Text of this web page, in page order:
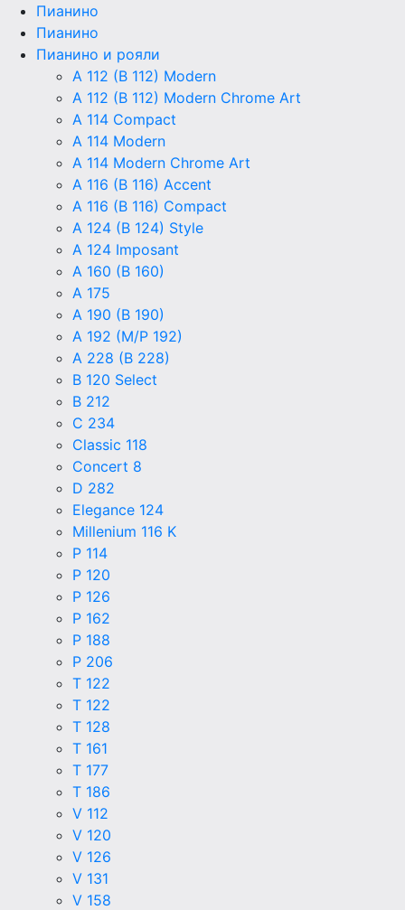
Пианино
Пианино
Пианино и рояли
A 112 (B 112) Modern
A 112 (B 112) Modern Chrome Art
A 114 Compact
A 114 Modern
A 114 Modern Chrome Art
A 116 (B 116) Accent
A 116 (B 116) Compact
A 124 (B 124) Style
A 124 Imposant
A 160 (B 160)
A 175
A 190 (B 190)
A 192 (M/P 192)
A 228 (B 228)
B 120 Select
B 212
C 234
Classic 118
Concert 8
D 282
Elegance 124
Millenium 116 K
P 114
P 120
P 126
P 162
P 188
P 206
T 122
T 122
T 128
T 161
T 177
T 186
V 112
V 120
V 126
V 131
V 158